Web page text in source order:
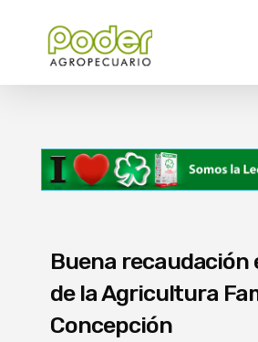
Buena recaudación
de la Agricultura
Concepción